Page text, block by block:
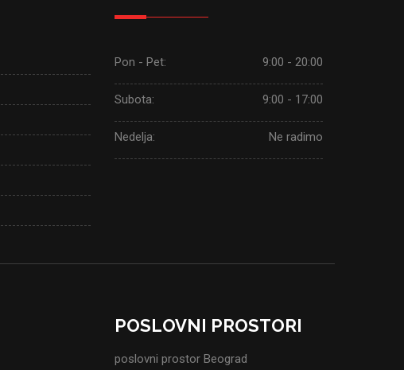
Pon - Pet: 9:00 - 20:00
Subota: 9:00 - 17:00
Nedelja: Ne radimo
POSLOVNI PROSTORI
poslovni prostor Beograd